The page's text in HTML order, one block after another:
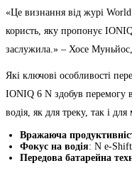
«Це визнання від журі World
користь, яку пропонує
заслужила.» – Хосе
Які ключові особливості
IONIQ 6 N здобув перемогу
водія, як для треку, так і для
Вражаюча
Фокус на водія: N e-Shift
Передова батарейна